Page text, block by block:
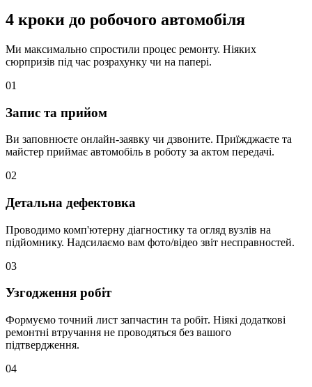
4 кроки до робочого автомобіля
Ми максимально спростили процес ремонту. Ніяких
сюрпризів під час розрахунку чи на папері.
01
Запис та прийом
Ви заповнюєте онлайн-заявку чи дзвоните. Приїжджаєте та
майстер приймає автомобіль в роботу за актом передачі.
02
Детальна дефектовка
Проводимо комп'ютерну діагностику та огляд вузлів на
підйомнику. Надсилаємо вам фото/відео звіт несправностей.
03
Узгодження робіт
Формуємо точний лист запчастин та робіт. Ніякі додаткові
ремонтні втручання не проводяться без вашого
підтвердження.
04